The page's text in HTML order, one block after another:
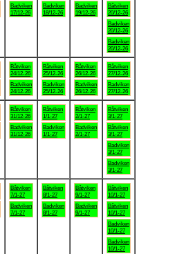
Badviken
17/12-26
Badviken
18/12-26
Badviken
19/12-26
Båtviken
20/12-26
Badviken
20/12-26
Badviken
20/12-26
Båtviken
24/12-26
Badviken
24/12-26
Båtviken
25/12-26
Badviken
25/12-26
Båtviken
26/12-26
Badviken
26/12-26
Båtviken
27/12-26
Badviken
27/12-26
Båtviken
31/12-26
Badviken
31/12-26
Båtviken
1/1-27
Badviken
1/1-27
Båtviken
2/1-27
Badviken
2/1-27
Båtviken
3/1-27
Båtviken
3/1-27
Badviken
3/1-27
Badviken
3/1-27
Båtviken
7/1-27
Badviken
7/1-27
Båtviken
8/1-27
Badviken
8/1-27
Båtviken
9/1-27
Badviken
9/1-27
Båtviken
10/1-27
Båtviken
10/1-27
Badviken
10/1-27
Badviken
10/1-27